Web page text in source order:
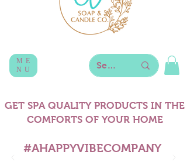
ME
NU
#AHAPPYVIBECOMPANY
GET SPA QUALITY PRODUCTS IN THE
COMFORTS OF YOUR HOME